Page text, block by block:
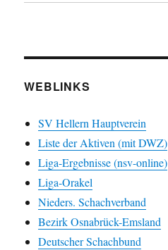
WEBLINKS
SV Hellern Hauptverein
Liste der Aktiven (mit DWZ)
Liga-Ergebnisse (nsv-online)
Liga-Orakel
Nieders. Schachverband
Bezirk Osnabrück-Emsland
Deutscher Schachbund